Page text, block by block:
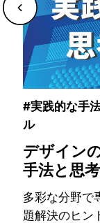
#実践的な手
ル
デザイン
手法と思
多彩な分野で
題解決のヒン